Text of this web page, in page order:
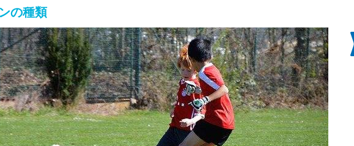
の種類